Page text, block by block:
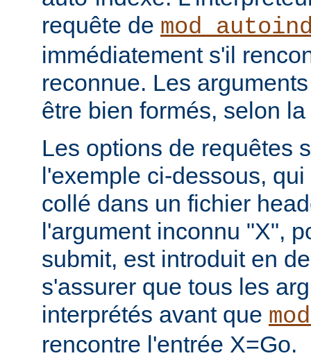
requête de
immédiatement s'il
reconnue. Les
être bien formés, selon
Les options de requêtes
l'exemple ci-dessous,
collé dans un fichier
l'argument inconnu "X",
submit, est introduit en
s'assurer que tous les
interprétés avant que
rencontre l'entrée X=Go.